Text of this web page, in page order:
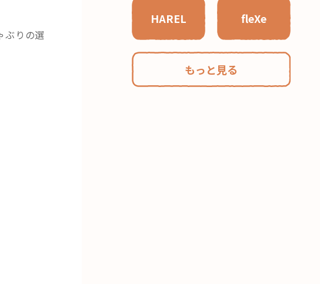
HAREL fleXe
もっと見る
ぶりの選